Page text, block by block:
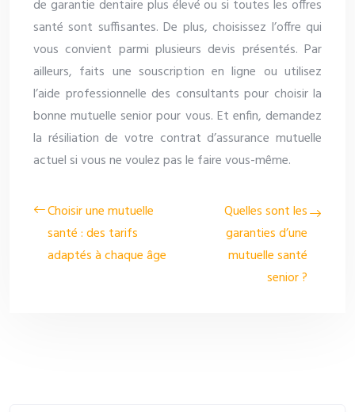
de garantie dentaire plus élevé ou si toutes les offres
santé sont suffisantes. De plus, choisissez l’offre qui
vous convient parmi plusieurs devis présentés. Par
ailleurs, faits une souscription en ligne ou utilisez
l’aide professionnelle des consultants pour choisir la
bonne mutuelle senior pour vous. Et enfin, demandez
la résiliation de votre contrat d’assurance mutuelle
actuel si vous ne voulez pas le faire vous-même.
Choisir une mutuelle
santé : des tarifs
adaptés à chaque âge
Quelles sont les
garanties d’une
mutuelle santé
senior ?